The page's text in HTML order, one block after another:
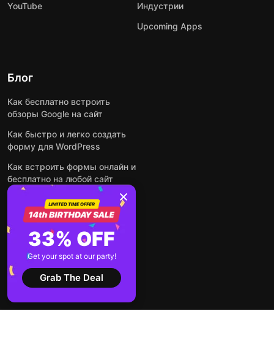
YouTube
Индустрии
Upcoming Apps
Блог
Как бесплатно встроить
обзоры Google на сайт
Как быстро и легко создать
форму для WordPress
Как встроить формы онлайн и
бесплатно на любой сайт
Как встроить ленту Instagram
на сайт
Как добавить чат-бота на
основе искусственного
интеллекта на свой сайт
Посмотреть все посты
33% OFF
Get your spot at our party!
Grab The Deal